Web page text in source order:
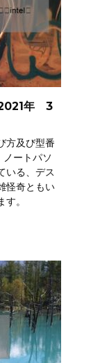
2021年 3
方及び型番
ートパソ
いる、デス
怪奇ともい
。